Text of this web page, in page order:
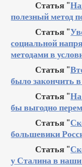
Статья "
полезный метод
Статья "
социальной
методами в
Статья "
было закончить
Статья "На
бы выгодно
Статья "
большевики
Статья "
у Сталина в